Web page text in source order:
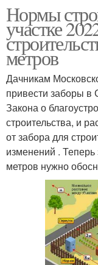
Нормы
участке
метров
Дачникам
привести заборы в
Закона о
строительства, и
от забора для
изменений .
метров нужно